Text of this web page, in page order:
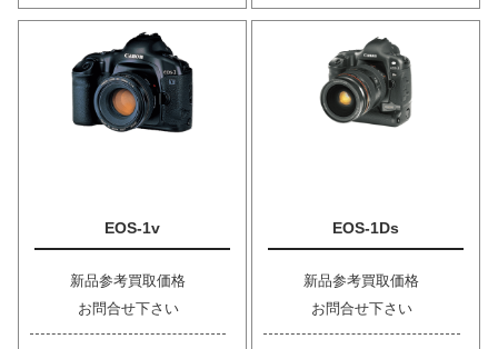
EOS-1v
新品参考買取価格
お問合せ下さい
EOS-1Ds
新品参考買取価格
お問合せ下さい